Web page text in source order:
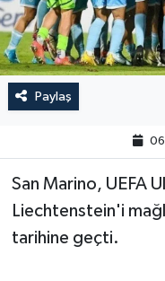
Paylaş
San Marino, UEFA
Liechtenstein'i
tarihine geçti.